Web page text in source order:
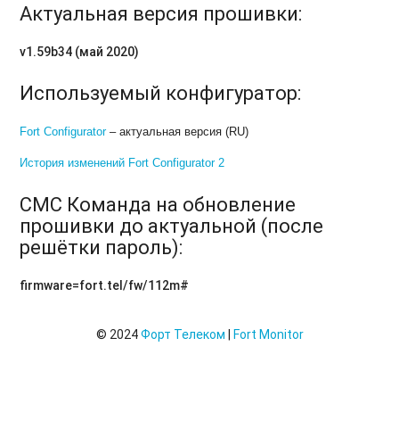
Актуальная версия прошивки:
v1.59b34 (май 2020)
Используемый конфигуратор:
Fort Configurator – актуальная версия (RU)
История изменений Fort Configurator 2
СМС Команда на обновление
прошивки до актуальной (после
решётки пароль):
firmware=fort.tel/fw/112m#
© 2024Форт Телеком | Fort Monitor